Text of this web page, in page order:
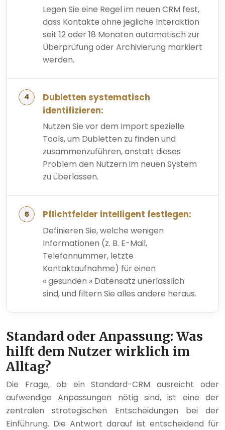
Legen Sie eine Regel im neuen CRM fest,
dass Kontakte ohne jegliche Interaktion
seit 12 oder 18 Monaten automatisch zur
Überprüfung oder Archivierung markiert
werden.
Dubletten systematisch
identifizieren:
Nutzen Sie vor dem Import spezielle
Tools, um Dubletten zu finden und
zusammenzuführen, anstatt dieses
Problem den Nutzern im neuen System
zu überlassen.
Pflichtfelder intelligent festlegen:
Definieren Sie, welche wenigen
Informationen (z. B. E-Mail,
Telefonnummer, letzte
Kontaktaufnahme) für einen
« gesunden » Datensatz unerlässlich
sind, und filtern Sie alles andere heraus.
Standard oder Anpassung: Was
hilft dem Nutzer wirklich im
Alltag?
Die Frage, ob ein Standard-CRM ausreicht oder
aufwendige Anpassungen nötig sind, ist eine der
zentralen strategischen Entscheidungen bei der
Einführung. Die Antwort darauf ist entscheidend für